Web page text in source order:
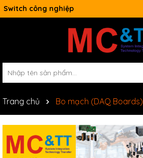
Switch công nghiệp
Trang chủ Bo mạch (DAQ Boards)